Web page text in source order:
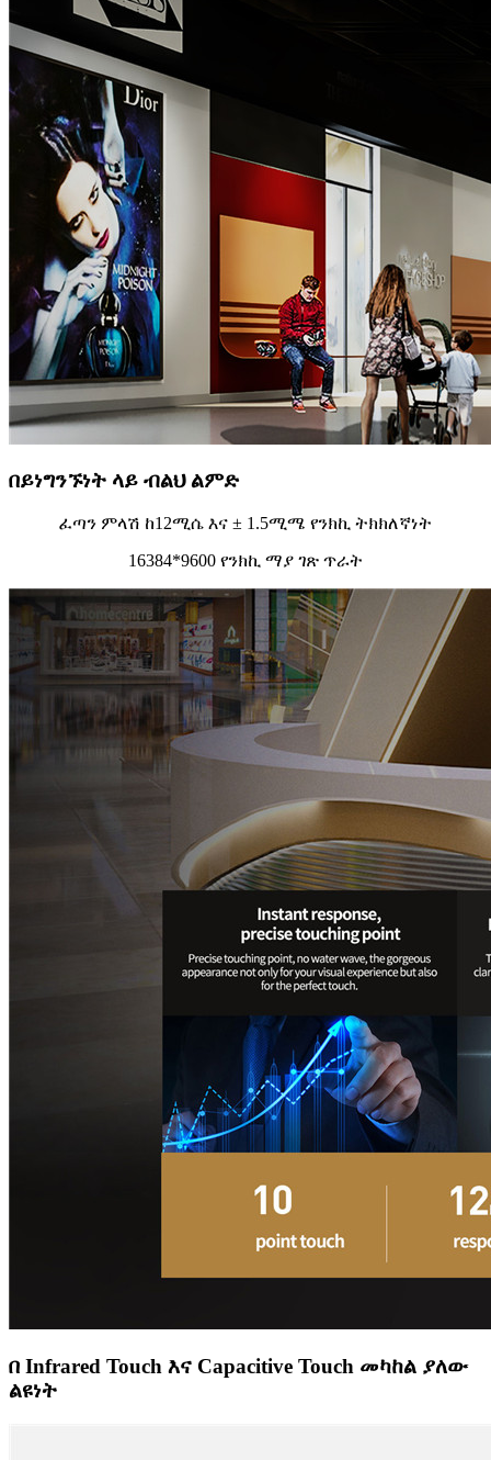
በይነግንኙነት ላይ ብልህ ልምድ
ፈጣን ምላሽ ከ12ሚሴ እና ± 1.5ሚሜ የንክኪ ትክክለኛነት
16384*9600 የንክኪ ማያ ገጽ ጥራት
በ Infrared Touch እና Capacitive Touch መካከል ያለው
ልዩነት